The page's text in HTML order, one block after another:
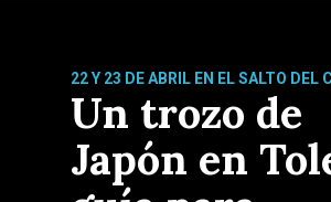
22 Y 23 DE ABRIL EN EL SALTO DEL
Un trozo de
Japón en